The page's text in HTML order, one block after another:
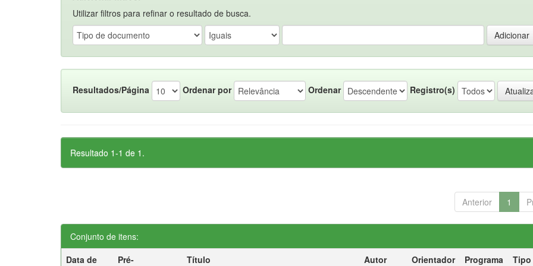
Utilizar filtros para refinar o resultado de busca.
Resultados/Página Ordenar por Ordenar Registro(s)
Resultado 1-1 de 1.
Anterior 1
Conjunto de itens:
Data de
Pré-
Título Autor Orientador Programa
Tipo